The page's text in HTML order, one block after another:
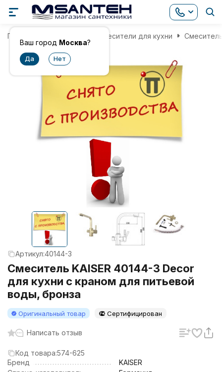
Ваш город Москва?
Главная Смесители для кухни
Артикул:40144-3
Смеситель KAISER 40144-3 Decor
для кухни с краном для питьевой
воды, бронза
Оригинальный товар Сертифицирован
Написать отзыв
Код товара:574-625
Бренд
KAISER